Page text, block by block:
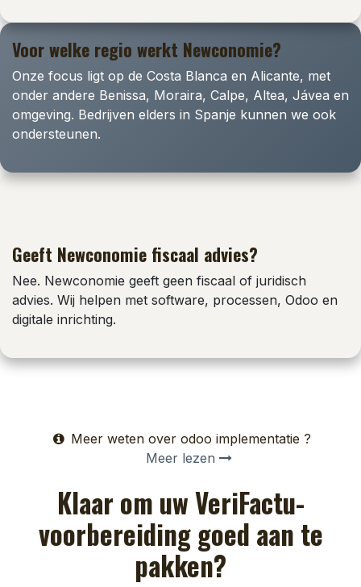
Voor welke regio werkt Newconomie?
Onze focus ligt op de Costa Blanca en Alicante, met
onder andere Benissa, Moraira, Calpe, Altea, Jávea en
omgeving. Bedrijven elders in Spanje kunnen we ook
ondersteunen.
Geeft Newconomie fiscaal advies?
Nee. Newconomie geeft geen fiscaal of juridisch
advies. Wij helpen met software, processen, Odoo en
digitale inrichting.
Meer weten over odoo implementatie ?
Meer lezen
Klaar om uw VeriFactu-
voorbereiding goed aan te
pakken?